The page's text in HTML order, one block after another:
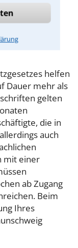
helfen
Dauer mehr als
gelten
die in
auch
mit einer
ab Zugang
Beim
Ihres